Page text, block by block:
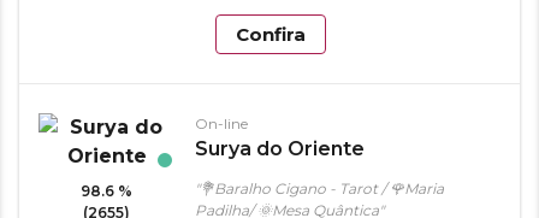
Confira
98.6 %
(2655)
On-line
Surya do Oriente
"💐Baralho Cigano - Tarot / 🌹Maria
Padilha/ 🌞Mesa Quântica"